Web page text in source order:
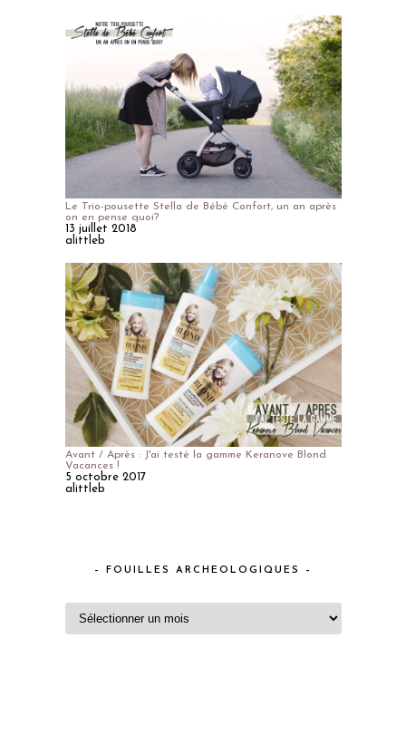
Le Trio-pousette Stella de Bébé Confort, un an après
on en pense quoi?
13 juillet 2018
alittleb
Avant / Après : J'ai testé la gamme Keranove Blond
Vacances !
5 octobre 2017
alittleb
– FOUILLES ARCHEOLOGIQUES –